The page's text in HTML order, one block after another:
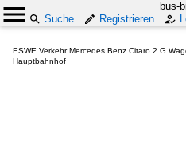
bus-
Suche
Registrieren
ESWE Verkehr Mercedes Benz Citaro 2 G
Hauptbahnhof